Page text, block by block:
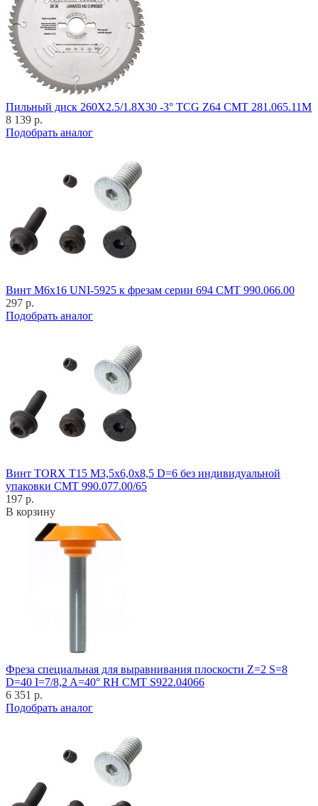
Пильный диск 260X2.5/1.8X30 -3° TCG Z64 CMT 281.065.11M
8 139 р.
Подобрать аналог
Винт M6x16 UNI-5925 к фрезам серии 694 CMT 990.066.00
297 р.
Подобрать аналог
Винт TORX T15 M3,5x6,0x8,5 D=6 без индивидуальной
упаковки CMT 990.077.00/65
197 р.
В корзину
Фреза специальная для выравнивания плоскости Z=2 S=8
D=40 I=7/8,2 A=40° RH CMT S922.04066
6 351 р.
Подобрать аналог